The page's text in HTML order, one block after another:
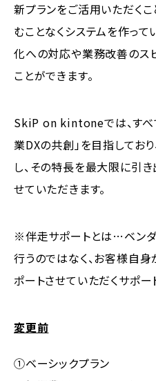
新プランをご活用いただく
むことなくシステムを作って
化への対応や業務改善のス
ことができます。
SkiP on kintoneでは、すべ
業DXの共創」を目指してお
し、その特長を最大限に引
せていただきます。
※伴走サポートとは…ベン
行うのではなく、お客様自
ポートさせていただくサポー
変更前
①ベーシックプラン